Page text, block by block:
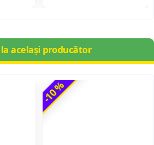
același producător
-10 %